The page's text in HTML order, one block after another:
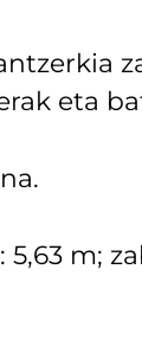
eta
5,63 m;